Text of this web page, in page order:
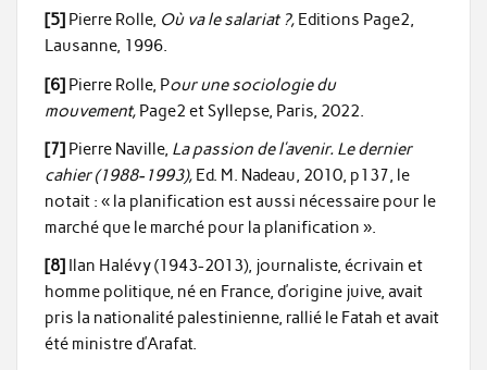
[5]Pierre Rolle, Où va le salariat ?,Editions Page2,
Lausanne, 1996.
[6]Pierre Rolle, Pour une sociologie du
mouvement,Page2 et Syllepse, Paris, 2022.
[7]Pierre Naville, La passion de l’avenir. Le dernier
cahier (1988-1993),Ed. M. Nadeau, 2010, p137, le
notait : « la planification est aussi nécessaire pour le
marché que le marché pour la planification ».
[8] Ilan Halévy (1943-2013), journaliste, écrivain et
homme politique, né en France, d’origine juive, avait
pris la nationalité palestinienne, rallié le Fatah et avait
été ministre d’Arafat.